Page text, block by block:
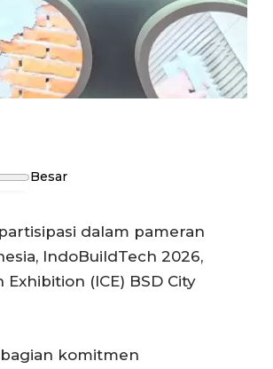
Besar
dalam pameran
IndoBuildTech 2026,
(ICE) BSD City
komitmen